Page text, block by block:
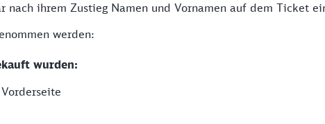
nach ihrem Zustieg Namen und Vornamen auf dem Ticket
werden:
wurden: